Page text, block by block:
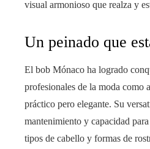
visual armonioso que realza y
Un peinado que
El bob Mónaco ha logrado
profesionales de la moda como
práctico pero elegante. Su
mantenimiento y capacidad
tipos de cabello y formas de